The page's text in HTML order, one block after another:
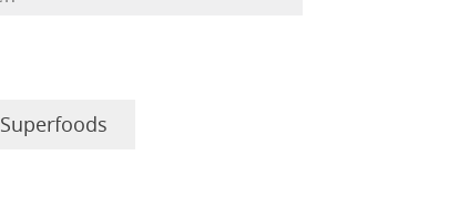
Superfoods